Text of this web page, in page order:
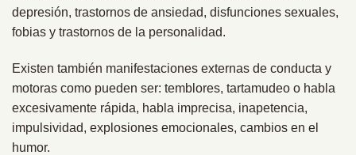
depresión, trastornos de ansiedad, disfunciones sexuales,
fobias y trastornos de la personalidad.
Existen también manifestaciones externas de conducta y
motoras como pueden ser: temblores, tartamudeo o habla
excesivamente rápida, habla imprecisa, inapetencia,
impulsividad, explosiones emocionales, cambios en el
humor.